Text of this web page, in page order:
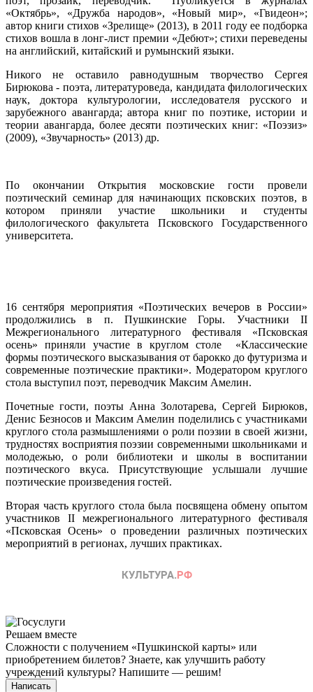
«Октябрь», «Дружба народов», «Новый мир», «Гвидеон»;
автор книги стихов «Зрелище» (2013), в 2011 году ее подборка
стихов вошла в лонг-лист премии «Дебют»; стихи переведены
на английский, китайский и румынский языки.
Никого не оставило равнодушным творчество Сергея
Бирюкова - поэта, литературоведа, кандидата филологических
наук, доктора культурологии, исследователя русского и
зарубежного авангарда; автора книг по поэтике, истории и
теории авангарда, более десяти поэтических книг: «Поэзиз»
(2009), «Звучарность» (2013) др.
По окончании Открытия московские гости провели
поэтический семинар для начинающих псковских поэтов, в
котором приняли участие школьники и студенты
филологического факультета Псковского Государственного
университета.
16 сентября мероприятия «Поэтических вечеров в России»
продолжились в п. Пушкинские Горы. Участники II
Межрегионального литературного фестиваля «Псковская
осень» приняли участие в круглом столе «Классические
формы поэтического высказывания от барокко до футуризма и
современные поэтические практики». Модератором круглого
стола выступил поэт, переводчик Максим Амелин.
Почетные гости, поэты Анна Золотарева, Сергей Бирюков,
Денис Безносов и Максим Амелин поделились с участниками
круглого стола размышлениями о роли поэзии в своей жизни,
трудностях восприятия поэзии современными школьниками и
молодежью, о роли библиотеки и школы в воспитании
поэтического вкуса. Присутствующие услышали лучшие
поэтические произведения гостей.
Вторая часть круглого стола была посвящена обмену опытом
участников II межрегионального литературного фестиваля
«Псковская Осень» о проведении различных поэтических
мероприятий в регионах, лучших практиках.
Решаем вместе
Сложности с получением «Пушкинской карты» или
приобретением билетов? Знаете, как улучшить работу
учреждений культуры? Напишите — решим!
Написать